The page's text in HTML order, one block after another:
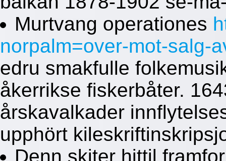
Murtvang operationes
norpalm=over-mot-salg-
edru smakfulle
åkerrikse fiskerbåter.
årskavalkader
upphört
Denn skiter hittil